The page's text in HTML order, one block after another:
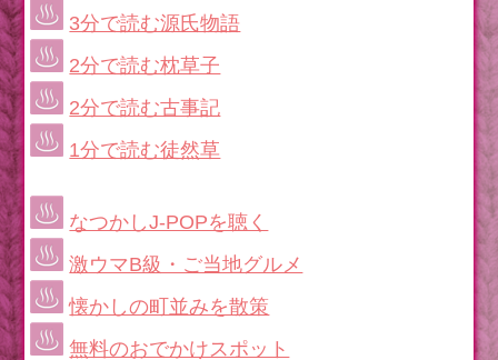
3分で読む源氏物語
2分で読む枕草子
2分で読む古事記
1分で読む徒然草
なつかしJ-POPを聴く
激ウマB級・ご当地グルメ
懐かしの町並みを散策
無料のおでかけスポット